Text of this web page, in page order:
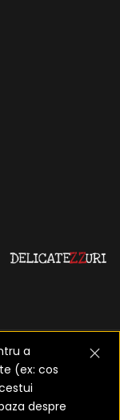
Realizat de
a
(ex: cos
despre